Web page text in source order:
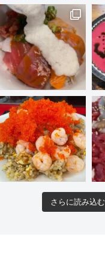
さらに読み込む